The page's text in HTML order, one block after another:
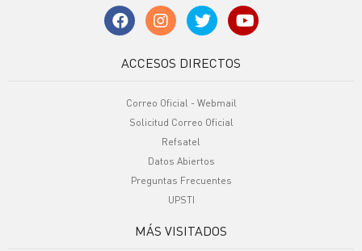
ACCESOS DIRECTOS
Correo Oficial - Webmail
Solicitud Correo Oficial
Refsatel
Datos Abiertos
Preguntas Frecuentes
UPSTI
MÁS VISITADOS